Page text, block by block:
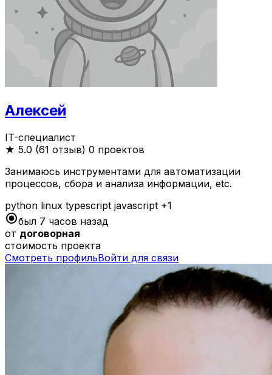
Алексей
IT-специалист
★ 5.0 (61 отзыв) 0 проектов
Занимаюсь инструментами для автоматизации
процессов, сбора и анализа информации, etc.
python linux typescript javascript +1
radio_button_checkedбыл 7 часов назад
от договорная
стоимость проекта
Смотреть профильВойти для связи